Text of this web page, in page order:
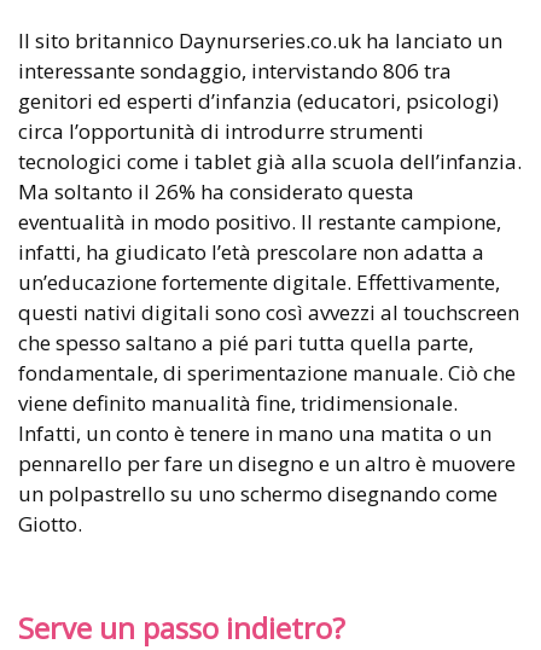
Il sito britannico Daynurseries.co.uk ha lanciato un
interessante sondaggio, intervistando 806 tra
genitori ed esperti d’infanzia (educatori, psicologi)
circa l’opportunità di introdurre strumenti
tecnologici come i tablet già alla scuola dell’infanzia.
Ma soltanto il 26% ha considerato questa
eventualità in modo positivo. Il restante campione,
infatti, ha giudicato l’età prescolare non adatta a
un’educazione fortemente digitale. Effettivamente,
questi nativi digitali sono così avvezzi al touchscreen
che spesso saltano a pié pari tutta quella parte,
fondamentale, di sperimentazione manuale. Ciò che
viene definito manualità fine, tridimensionale.
Infatti, un conto è tenere in mano una matita o un
pennarello per fare un disegno e un altro è muovere
un polpastrello su uno schermo disegnando come
Giotto.
Serve un passo indietro?